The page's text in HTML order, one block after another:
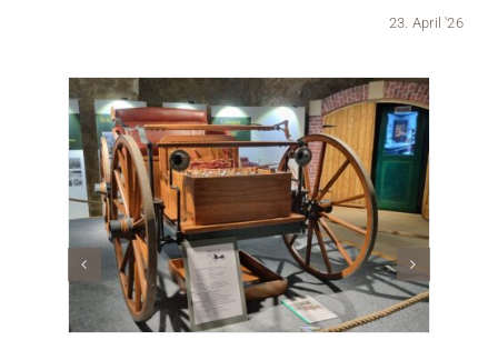
Stellenangebote
News
Veranstaltungen
23. April '26